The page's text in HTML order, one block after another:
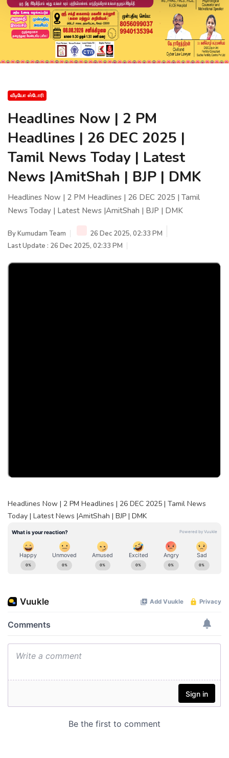
வீடியோ ஸ்டோரி
Headlines Now | 2 PM
Headlines | 26 DEC 2025 |
Tamil News Today | Latest
News |AmitShah | BJP | DMK
Headlines Now | 2 PM Headlines | 26 DEC 2025 | Tamil
News Today | Latest News |AmitShah | BJP | DMK
ByKumudam Team
26 Dec 2025, 02:33 PM
Last Update : 26 Dec 2025, 02:33 PM
Headlines Now | 2 PM Headlines | 26 DEC 2025 | Tamil News
Today | Latest News |AmitShah | BJP | DMK